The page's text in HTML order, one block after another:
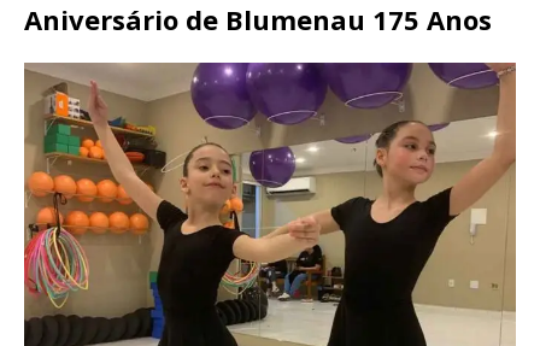
Aniversário de Blumenau 175 Anos